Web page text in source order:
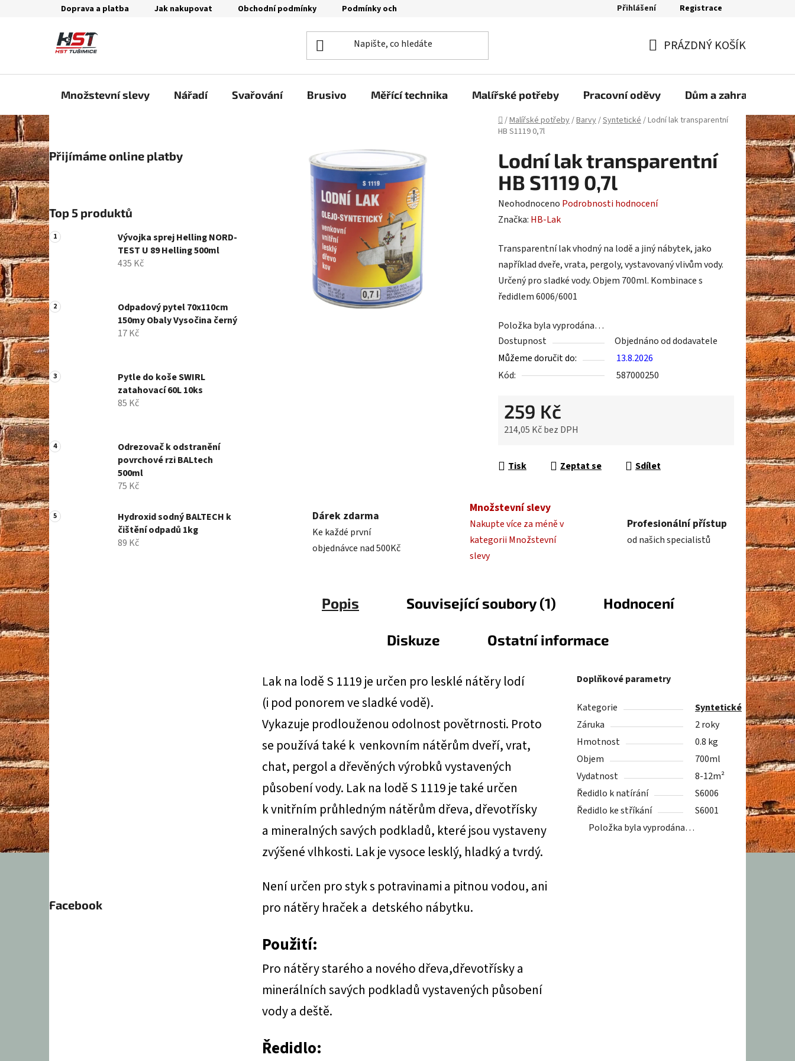
Doprava a platba Jak nakupovat Obchodní podmínky Podmínky ochrany osobních údajů Přihlášení Registrace
KOŠÍK
PRÁZDNÝ KOŠÍK
Množstevní slevy Nářadí Svařování Brusivo Měřící technika Malířské potřeby Pracovní oděvy Dům a zahrada
Domů
/Malířské potřeby/Barvy/Syntetické/Lodní lak transparentní
HB S1119 0,7l
P
o
s
t
r
a
n
n
í
p
a
n
e
l
Přijímáme online platby
Top 5 produktů
Vývojka sprej Helling NORD-
TEST U 89 Helling 500ml
435 Kč
Odpadový pytel 70x110cm
150my Obaly Vysočina černý
17 Kč
Pytle do koše SWIRL
zatahovací 60L 10ks
85 Kč
Odrezovač k odstranění
povrchové rzi BALtech
500ml
75 Kč
Hydroxid sodný BALTECH k
čištění odpadů 1kg
89 Kč
Facebook
Lodní lak transparentní
HB S1119 0,7l
Průměrné
hodnocení
je
0,0
z
5
Neohodnoceno Podrobnosti hodnocení
Značka: HB-Lak
Transparentní lak vhodný na lodě a jiný nábytek, jako
například dveře, vrata, pergoly, vystavovaný vlivům vody.
Určený pro sladké vody. Objem 700ml. Kombinace s
ředidlem 6006/6001
Položka byla vyprodána…
Dostupnost
Objednáno od dodavatele
Můžeme doručit do:
13.8.2026
Kód:
587000250
259 Kč
214,05 Kč bez DPH
Tisk
Zeptat se Sdílet
Dárek zdarma
Ke každé první
objednávce nad 500Kč
Množstevní slevy
Nakupte více za méně v
kategorii Množstevní
slevy
Profesionální přístup
od našich specialistů
Popis Související soubory (1) Hodnocení
Diskuze Ostatní informace
Lak na lodě S 1119 je určen pro lesklé nátěry lodí
(i pod ponorem ve sladké vodě).
Vykazuje prodlouženou odolnost povětrnosti. Proto
se používá také k venkovním nátěrům dveří, vrat,
chat, pergol a dřevěných výrobků vystavených
působení vody. Lak na lodě S 1119 je také určen
k vnitřním průhledným nátěrům dřeva, dřevotřísky
a mineralných savých podkladů, které jsou vystaveny
zvýšené vlhkosti. Lak je vysoce lesklý, hladký a tvrdý.
Není určen pro styk s potravinami a pitnou vodou, ani
pro nátěry hraček a detského nábytku.
Použití:
Pro nátěry starého a nového dřeva,dřevotřísky a
minerálních savých podkladů vystavených působení
vody a deště.
Ředidlo:
Doplňkové parametry
Kategorie
Syntetické
Záruka
2 roky
Hmotnost
0.8 kg
Objem
700ml
Vydatnost
8-12m²
Ředidlo k natírání
S6006
Ředidlo ke stříkání
S6001
Položka byla vyprodána…